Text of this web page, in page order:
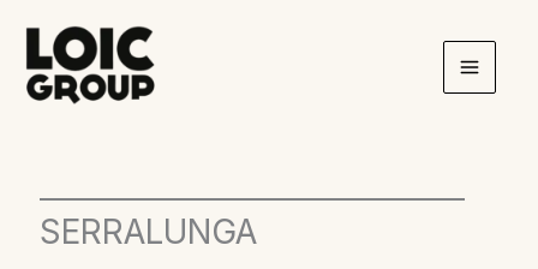
contenu
SERRALUNGA